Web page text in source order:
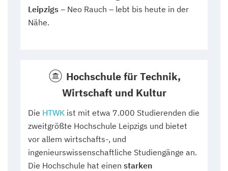
Leipzigs – Neo Rauch – lebt bis heute in der
Nähe.
Hochschule für Technik,
Wirtschaft und Kultur
Die HTWK ist mit etwa 7.000 Studierenden die
zweitgrößte Hochschule Leipzigs und bietet
vor allem wirtschafts-, und
ingenieurswissenschaftliche Studiengänge an.
Die Hochschule hat einen starken